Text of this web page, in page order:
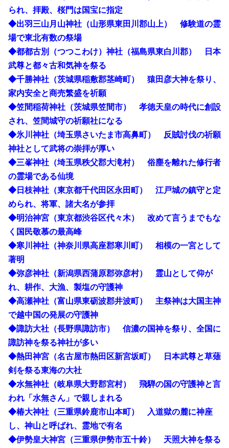
られ、拝殿、桜門は国宝に指定
◆出羽三山月山神社（山形県東田川郡山上） 修験道の霊
場で東北有数の祭場
◆都都古別（つつこわけ）神社（福島県東白川郡） 日本
武尊と都々古和気神を祭る
◆千勝神社（茨城県稲敷郡茎崎町） 猿田彦大神を祭り、
家内安全と商売繁盛を祈願
◆笠間稲荷神社（茨城県笠間市） 孝徳天皇の時代に創設
され、笠間城守の祈願社になる
◆氷川神社（埼玉県さいたま市高鼻町） 反賊討伐の祈願
神社として武将の崇拝が厚い
◆三峯神社（埼玉県秩父郡大滝村） 俗塵を離れた修行者
の霊場である仙境
◆日枝神社（東京都千代田区永田町） 江戸城の鎮守と定
められ、将軍、諸大名が参拝
◆明治神宮（東京都渋谷区代々木） 改めて言うまでもな
く国民敬慕の最高峰
◆寒川神社（神奈川県高座郡寒川町） 相模の一宮として
著明
◆弥彦神社（新潟県西蒲原郡弥彦村） 霊山として仰が
れ、耕作、大漁、製塩の守護神
◆高瀬神社（富山県東砺波郡井波町） 主祭神は大国主神
で越中国の発展の守護神
◆諏訪大社（長野県諏訪市） 信濃の国神を祭り、全国に
諏訪神を祭る神社が多い
◆熱田神宮（名古屋市熱田区新宮坂町） 日本武尊と草薙
剣を祭る東海の大社
◆水無神社（岐阜県大野郡宮村） 飛騨の国の守護神と言
われ「水無さん」で親しまれる
◆椿大神社（三重県鈴鹿市山本町） 入道獄の麓に神座
し、神山と呼ばれ、霊地で有名
◆伊勢皇大神宮（三重県伊勢市五十鈴） 天照大神を祭る